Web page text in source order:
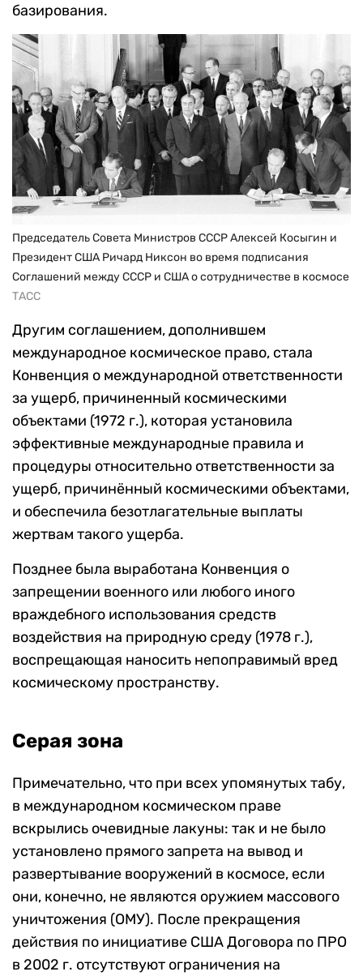
базирования.
Председатель Совета Министров СССР Алексей Косыгин и
Президент США Ричард Никсон во время подписания
Соглашений между СССР и США о сотрудничестве в космосе
ТАСС
Другим соглашением, дополнившем
международное космическое право, стала
Конвенция о международной ответственности
за ущерб, причиненный космическими
объектами (1972 г.), которая установила
эффективные международные правила и
процедуры относительно ответственности за
ущерб, причинённый космическими объектами,
и обеспечила безотлагательные выплаты
жертвам такого ущерба.
Позднее была выработана Конвенция о
запрещении военного или любого иного
враждебного использования средств
воздействия на природную среду (1978 г.),
воспрещающая наносить непоправимый вред
космическому пространству.
Серая зона
Примечательно, что при всех упомянутых табу,
в международном космическом праве
вскрылись очевидные лакуны: так и не было
установлено прямого запрета на вывод и
развертывание вооружений в космосе, если
они, конечно, не являются оружием массового
уничтожения (ОМУ). После прекращения
действия по инициативе США Договора по ПРО
в 2002 г. отсутствуют ограничения на